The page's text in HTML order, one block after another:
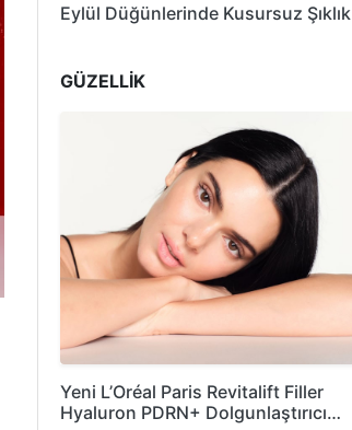
Eylül Düğünlerinde Kusursuz Şıklık
GÜZELLİK
Yeni L’Oréal Paris Revitalift Filler
Hyaluron PDRN+ Dolgunlaştırıcı…